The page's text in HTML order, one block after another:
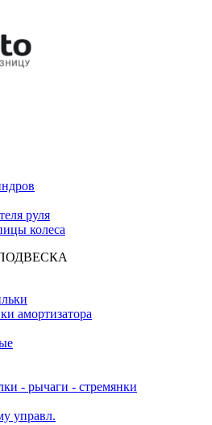
руля
колеса
амортизатора
- рычаги - стремянки
управл.